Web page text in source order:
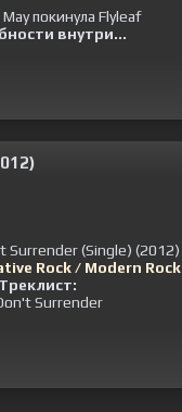
внутри...
Rock / Modern Rock
Треклист:
Surrender